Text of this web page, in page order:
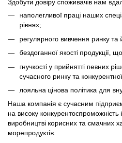
Здобути довіру споживачів нам
наполегливої праці наших
рівнях;
регулярного вивчення ринку та
бездоганної якості продукції,
гнучкості у прийнятті певних
сучасного ринку та
лояльна цінова політика для
Наша компанія є сучасним
на високу конкурентоспроможність
виробництві корисних та смачних
морепродуктів.